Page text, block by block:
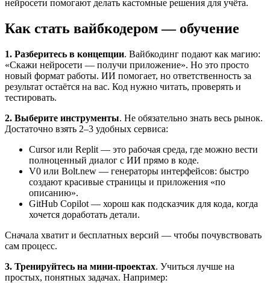
нейросети помогают делать кастомные решения для учёта.
Как стать вайбкодером — обучение
1. Разберитесь в концепции. Вайбкодинг подают как магию:
«Скажи нейросети — получи приложение». Но это просто
новый формат работы. ИИ помогает, но ответственность за
результат остаётся на вас. Код нужно читать, проверять и
тестировать.
2. Выберите инструменты. Не обязательно знать весь рынок.
Достаточно взять 2–3 удобных сервиса:
Cursor или Replit — это рабочая среда, где можно вести
полноценный диалог с ИИ прямо в коде.
V0 или Bolt.new — генераторы интерфейсов: быстро
создают красивые страницы и приложения «по
описанию».
GitHub Copilot — хорош как подсказчик для кода, когда
хочется доработать детали.
Сначала хватит и бесплатных версий — чтобы почувствовать
сам процесс.
3. Тренируйтесь на мини-проектах. Учиться лучше на
простых, понятных задачах. Например: